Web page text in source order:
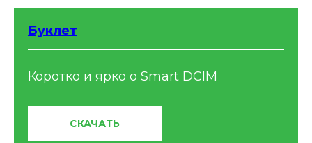
Буклет
Коротко и ярко о Smart DCIM
СКАЧАТЬ